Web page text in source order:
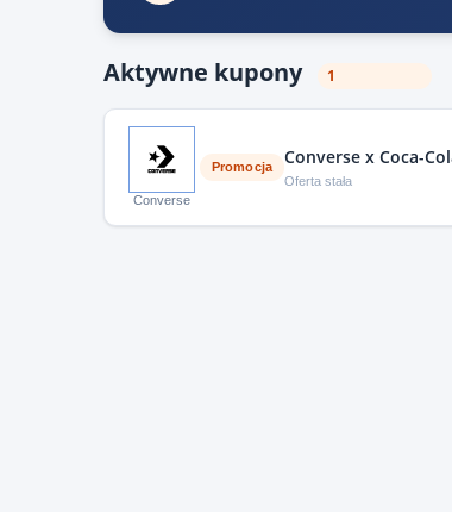
Aktywne kupony 1
Converse
Promocja Converse x Coca-
Oferta stała